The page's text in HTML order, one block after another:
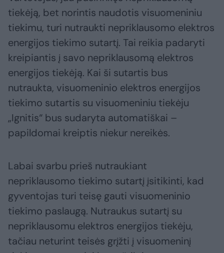
tiekėją, bet norintis naudotis visuomeniniu
tiekimu, turi nutraukti nepriklausomo elektros
energijos tiekimo sutartį. Tai reikia padaryti
kreipiantis į savo nepriklausomą elektros
energijos tiekėją. Kai ši sutartis bus
nutraukta, visuomeninio elektros energijos
tiekimo sutartis su visuomeniniu tiekėju
„Ignitis“ bus sudaryta automatiškai –
papildomai kreiptis niekur nereikės.
Labai svarbu prieš nutraukiant
nepriklausomo tiekimo sutartį įsitikinti, kad
gyventojas turi teisę gauti visuomeninio
tiekimo paslaugą. Nutraukus sutartį su
nepriklausomu elektros energijos tiekėju,
tačiau neturint teisės grįžti į visuomeninį